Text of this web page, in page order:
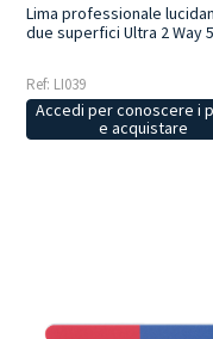
Lima professionale
due superfici Ultra 2 Way
Ref: LI039
Accedi per conoscere i
e acquistare